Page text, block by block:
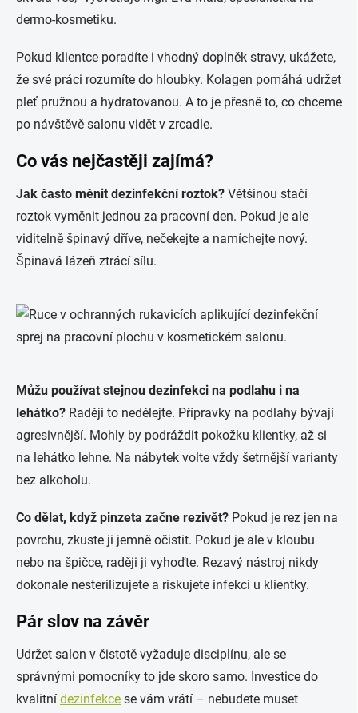
dermo-kosmetiku.
Pokud klientce poradíte i vhodný doplněk stravy, ukážete,
že své práci rozumíte do hloubky. Kolagen pomáhá udržet
pleť pružnou a hydratovanou. A to je přesně to, co chceme
po návštěvě salonu vidět v zrcadle.
Co vás nejčastěji zajímá?
Jak často měnit dezinfekční roztok? Většinou stačí
roztok vyměnit jednou za pracovní den. Pokud je ale
viditelně špinavý dříve, nečekejte a namíchejte nový.
Špinavá lázeň ztrácí sílu.
Můžu používat stejnou dezinfekci na podlahu i na
lehátko? Raději to nedělejte. Přípravky na podlahy bývají
agresivnější. Mohly by podráždit pokožku klientky, až si
na lehátko lehne. Na nábytek volte vždy šetrnější varianty
bez alkoholu.
Co dělat, když pinzeta začne rezivět? Pokud je rez jen na
povrchu, zkuste ji jemně očistit. Pokud je ale v kloubu
nebo na špičce, raději ji vyhoďte. Rezavý nástroj nikdy
dokonale nesterilizujete a riskujete infekci u klientky.
Pár slov na závěr
Udržet salon v čistotě vyžaduje disciplínu, ale se
správnými pomocníky to jde skoro samo. Investice do
kvalitní dezinfekce se vám vrátí – nebudete muset